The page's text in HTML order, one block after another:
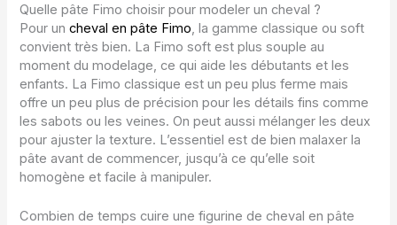
Quelle pâte Fimo choisir pour modeler un cheval ?
Pour uncheval en pâte Fimo , la gamme classique ou soft
convient très bien. La Fimo soft est plus souple au
moment du modelage, ce qui aide les débutants et les
enfants. La Fimo classique est un peu plus ferme mais
offre un peu plus de précision pour les détails fins comme
les sabots ou les veines. On peut aussi mélanger les deux
pour ajuster la texture. L’essentiel est de bien malaxer la
pâte avant de commencer, jusqu’à ce qu’elle soit
homogène et facile à manipuler.
Combien de temps cuire une figurine de cheval en pâte